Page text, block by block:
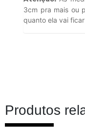
3cm pra mais ou
quanto ela vai
Produtos